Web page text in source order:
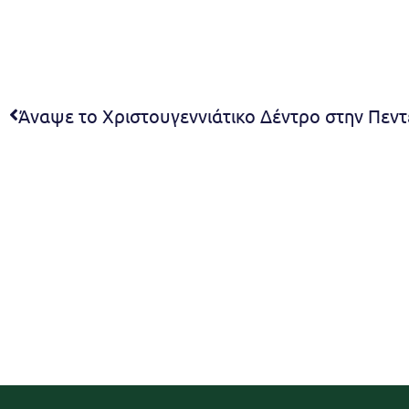
Άναψε το Χριστουγεννιάτικο Δέντρο στην